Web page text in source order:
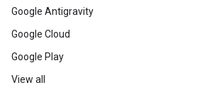
Google Antigravity
Google Cloud
Google Play
View all